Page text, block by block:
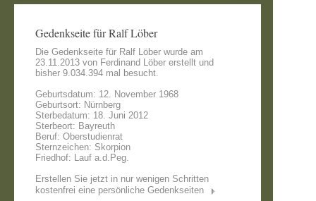
Gedenkseite für Ralf Löber
Die Gedenkseite für Ralf Löber wurde am
23.11.2013 von Ferdinand Löber erstellt und
bisher 9.034.394 mal besucht.
Geburtsdatum: 12. November 1968
Geburtsort: Nürnberg
Sterbedatum: 18. Juni 2012
Sterbeort: Bayreuth
Beruf: Oberstudienrat
Sternzeichen: Skorpion
Friedhof: Lauf a.d.Peg.
Erstellen Sie jetzt in nur wenigen Schritten
kostenfrei eine persönliche Gedenkseiten